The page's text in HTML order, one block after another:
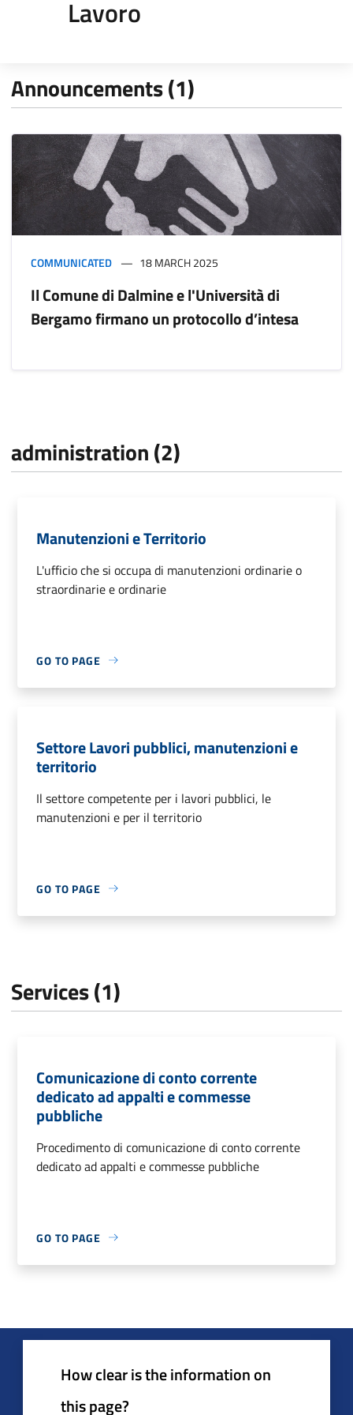
Lavoro
Announcements (1)
COMMUNICATED 18 MARCH 2025
Il Comune di Dalmine e l'Università di
Bergamo firmano un protocollo d’intesa
administration (2)
Manutenzioni e Territorio
L'ufficio che si occupa di manutenzioni ordinarie o
straordinarie e ordinarie
GO TO PAGE
Settore Lavori pubblici, manutenzioni e
territorio
Il settore competente per i lavori pubblici, le
manutenzioni e per il territorio
GO TO PAGE
Services (1)
Comunicazione di conto corrente
dedicato ad appalti e commesse
pubbliche
Procedimento di comunicazione di conto corrente
dedicato ad appalti e commesse pubbliche
GO TO PAGE
How clear is the information on
this page?